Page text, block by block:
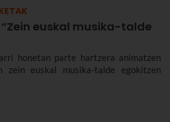
euskal musika-talde
honetan parte hartzera animatzen
zein euskal musika-talde egokitzen